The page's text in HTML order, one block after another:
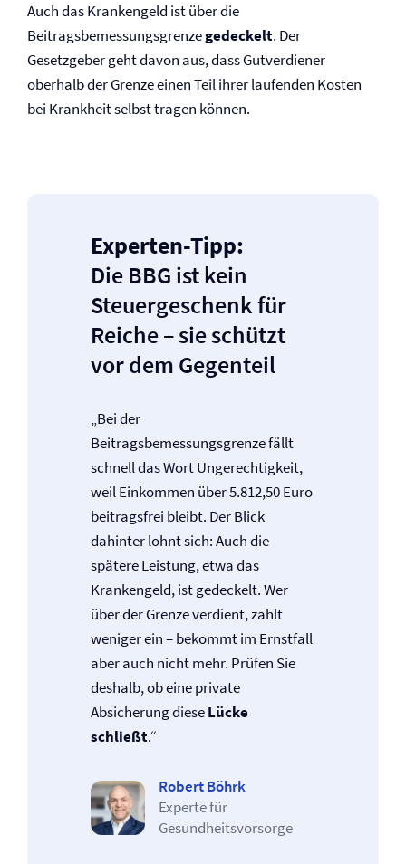
Auch das Krankengeld ist über die
Beitragsbemessungsgrenzegedeckelt. Der
Gesetzgeber geht davon aus, dass Gutverdiener
oberhalb der Grenze einen Teil ihrer laufenden Kosten
bei Krankheit selbst tragen können.
Experten-Tipp:
Die BBG ist kein
Steuergeschenk für
Reiche – sie schützt
vor dem Gegenteil
„Bei der
Beitragsbemessungsgrenze fällt
schnell das Wort Ungerechtigkeit,
weil Einkommen über 5.812,50 Euro
beitragsfrei bleibt. Der Blick
dahinter lohnt sich: Auch die
spätere Leistung, etwa das
Krankengeld, ist gedeckelt. Wer
über der Grenze verdient, zahlt
weniger ein – bekommt im Ernstfall
aber auch nicht mehr. Prüfen Sie
deshalb, ob eine private
Absicherung dieseLücke
schließt.“
Robert Böhrk
Experte für
Gesundheitsvorsorge